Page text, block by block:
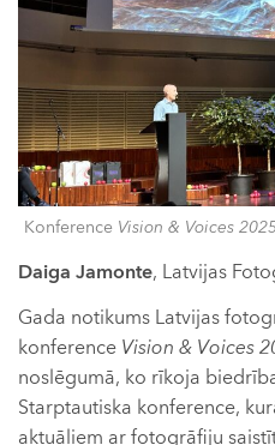
Konference Vision & Voices
Daiga Jamonte, Latvijas
Gada notikums Latvijas
konference Vision & Voices
noslēgumā, ko rīkoja
Starptautiska konference,
aktuāliem ar fotogrāfiju